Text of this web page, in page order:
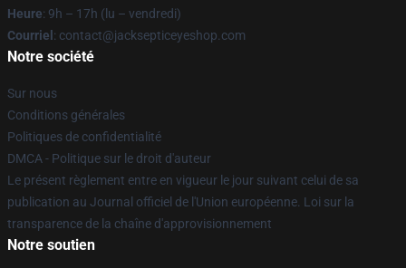
Heure: 9h – 17h (lu – vendredi)
Courriel : contact@jacksepticeyeshop.com
Notre société
Sur nous
Conditions générales
Politiques de confidentialité
DMCA - Politique sur le droit d'auteur
Le présent règlement entre en vigueur le jour suivant celui de sa
publication au Journal officiel de l'Union européenne. Loi sur la
transparence de la chaîne d'approvisionnement
Notre soutien